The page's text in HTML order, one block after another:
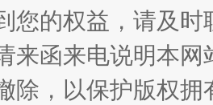
您的权益，请及
来函来电说明本
除，以保护版权